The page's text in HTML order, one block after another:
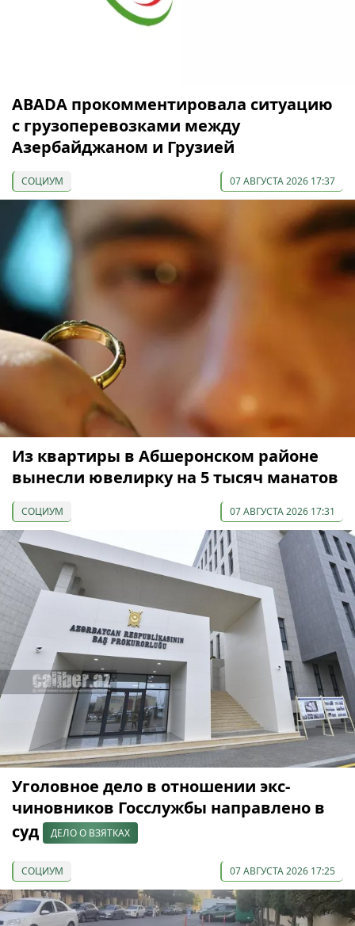
ABADA прокомментировала ситуацию
с грузоперевозками между
Азербайджаном и Грузией
СОЦИУМ 07 АВГУСТА 2026 17:37
Из квартиры в Абшеронском районе
вынесли ювелирку на 5 тысяч манатов
СОЦИУМ 07 АВГУСТА 2026 17:31
Уголовное дело в отношении экс-
чиновников Госслужбы направлено в
суд
ДЕЛО О ВЗЯТКАХ
СОЦИУМ 07 АВГУСТА 2026 17:25